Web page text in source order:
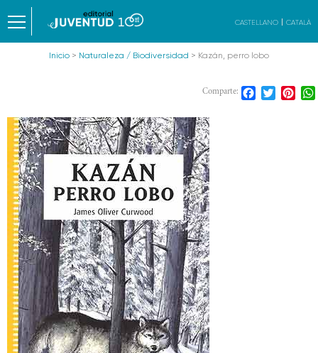
CASTELLANO CATALÀ
Inicio > Naturaleza / Biodiversidad > Kazán, perro lobo
Comparte: Facebook
Twitter